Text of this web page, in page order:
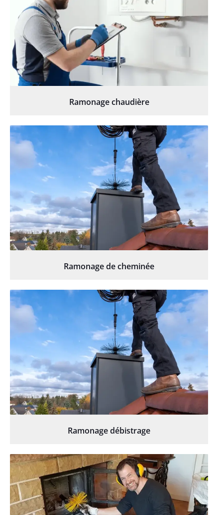
Ramonage chaudière
Ramonage de cheminée
Ramonage débistrage